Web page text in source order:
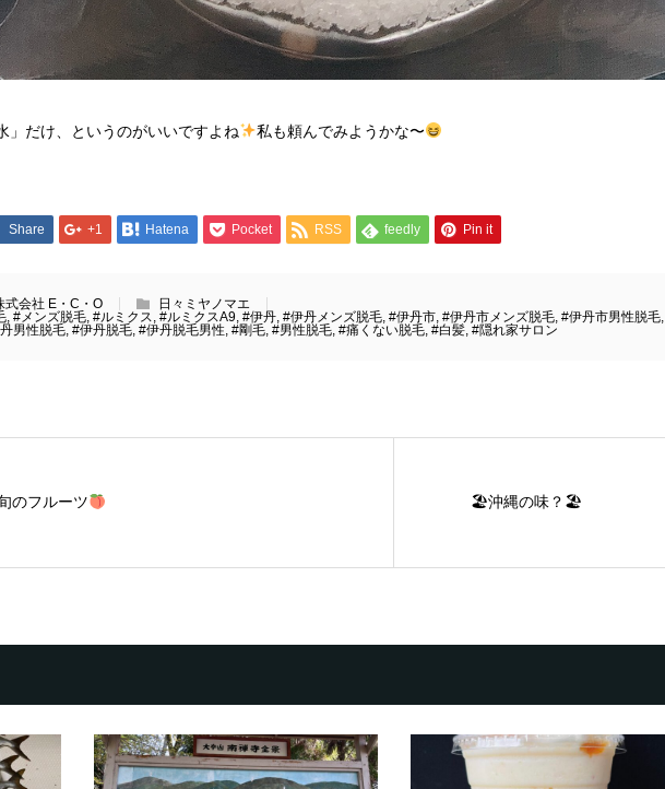
」だけ、というのがいいですよね 私も頼んでみようかな〜
Share +1 Hatena Pocket RSS feedly Pin it
式会社 E・C・O
日々ミヤノマエ
, #メンズ脱毛, #ルミクス, #ルミクスA9, #伊丹, #伊丹メンズ脱毛, #伊丹市, #伊丹市メンズ脱毛, #伊丹市男性脱毛,
男性脱毛, #伊丹脱毛, #伊丹脱毛男性, #剛毛, #男性脱毛, #痛くない脱毛, #白髪, #隠れ家サロン
のフルーツ 🏖沖縄の味？🏖